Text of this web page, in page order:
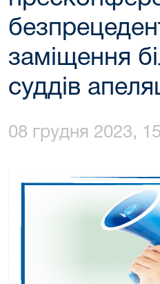
заміщення
суддів
08 грудня 2023,